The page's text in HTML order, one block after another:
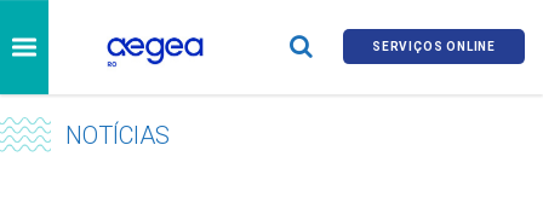
SERVIÇOS ONLINE
NOTÍCIAS